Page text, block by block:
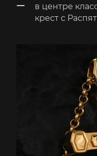
в центре
крест с